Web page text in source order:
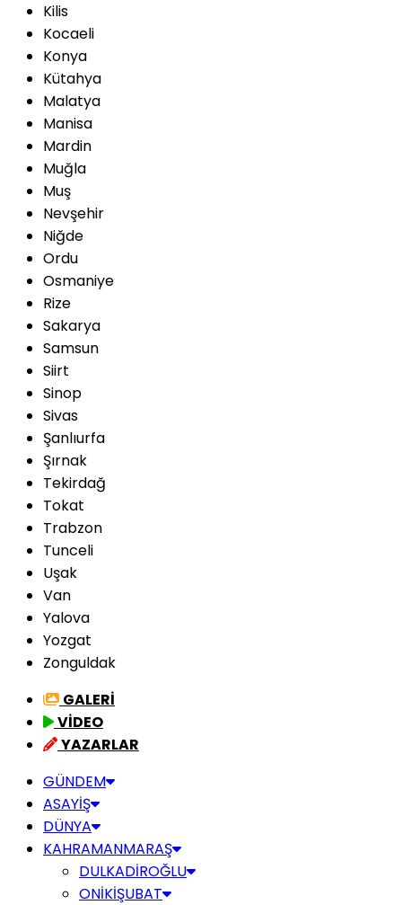
Kilis
Kocaeli
Konya
Kütahya
Malatya
Manisa
Mardin
Muğla
Muş
Nevşehir
Niğde
Ordu
Osmaniye
Rize
Sakarya
Samsun
Siirt
Sinop
Sivas
Şanlıurfa
Şırnak
Tekirdağ
Tokat
Trabzon
Tunceli
Uşak
Van
Yalova
Yozgat
Zonguldak
GALERİ
VİDEO
YAZARLAR
GÜNDEM
ASAYİŞ
DÜNYA
KAHRAMANMARAŞ
DULKADİROĞLU
ONİKİŞUBAT